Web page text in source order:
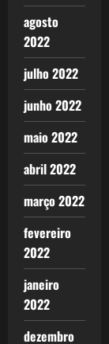
agosto
2022
julho 2022
junho 2022
maio 2022
abril 2022
março 2022
fevereiro
2022
janeiro
2022
dezembro